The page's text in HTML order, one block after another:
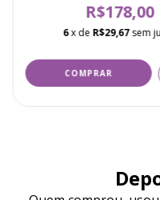
R$178,00
6x de R$29,67 sem